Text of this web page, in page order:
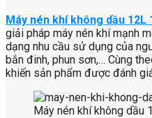
Máy nén khí không dầu 12L
giải pháp máy nén khí mạnh
dạng nhu cầu sử dụng của
bắn đinh, phun sơn,… Cùng
khiến sản phẩm được đánh
Máy nén khí không dầu